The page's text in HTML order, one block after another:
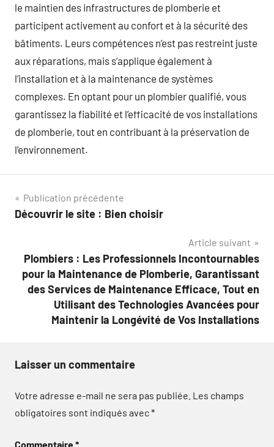
le maintien des infrastructures de plomberie et
participent activement au confort et à la sécurité des
bâtiments. Leurs compétences n’est pas restreint juste
aux réparations, mais s’applique également à
l’installation et à la maintenance de systèmes
complexes. En optant pour un plombier qualifié, vous
garantissez la fiabilité et l’efficacité de vos installations
de plomberie, tout en contribuant à la préservation de
l’environnement.
Navigation
de
Publication précédente
Découvrir le site : Bien choisir
Article suivant
Plombiers : Les Professionnels Incontournables
pour la Maintenance de Plomberie, Garantissant
des Services de Maintenance Efficace, Tout en
Utilisant des Technologies Avancées pour
Maintenir la Longévité de Vos Installations
Laisser un commentaire
Votre adresse e-mail ne sera pas publiée. Les champs
obligatoires sont indiqués avec*
Commentaire*